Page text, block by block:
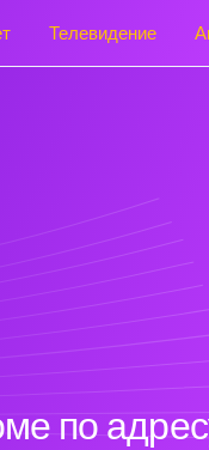
Телевидение
по